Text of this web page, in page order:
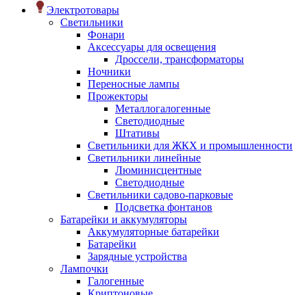
Электротовары
Светильники
Фонари
Аксессуары для освещения
Дроссели, трансформаторы
Ночники
Переносные лампы
Прожекторы
Металлогалогенные
Светодиодные
Штативы
Светильники для ЖКХ и промышленности
Светильники линейные
Люминисцентные
Светодиодные
Светильники садово-парковые
Подсветка фонтанов
Батарейки и аккумуляторы
Аккумуляторные батарейки
Батарейки
Зарядные устройства
Лампочки
Галогенные